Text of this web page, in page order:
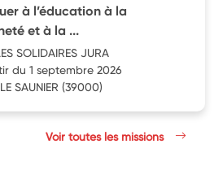
à l’éducation à la
et à la ...
SOLIDAIRES JURA
du 1 septembre 2026
SAUNIER (39000)
Voir toutes les missions